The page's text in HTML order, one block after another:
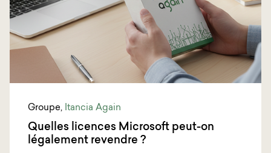
Groupe, Itancia Again
Quelles licences Microsoft peut-on
légalement revendre ?